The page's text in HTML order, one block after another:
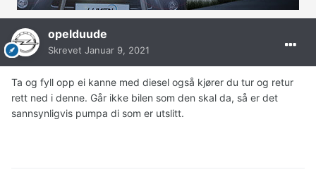
opelduude
Skrevet Januar 9, 2021
Ta og fyll opp ei kanne med diesel også kjører du tur og retur
rett ned i denne. Går ikke bilen som den skal da, så er det
sannsynligvis pumpa di som er utslitt.